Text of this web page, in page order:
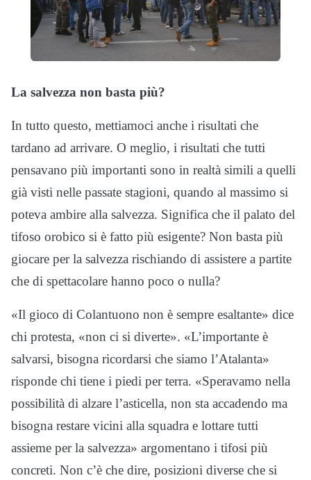
La salvezza non basta più?
In tutto questo, mettiamoci anche i risultati che
tardano ad arrivare. O meglio, i risultati che tutti
pensavano più importanti sono in realtà simili a quelli
già visti nelle passate stagioni, quando al massimo si
poteva ambire alla salvezza. Significa che il palato del
tifoso orobico si è fatto più esigente? Non basta più
giocare per la salvezza rischiando di assistere a partite
che di spettacolare hanno poco o nulla?
«Il gioco di Colantuono non è sempre esaltante» dice
chi protesta, «non ci si diverte». «L’importante è
salvarsi, bisogna ricordarsi che siamo l’Atalanta»
risponde chi tiene i piedi per terra. «Speravamo nella
possibilità di alzare l’asticella, non sta accadendo ma
bisogna restare vicini alla squadra e lottare tutti
assieme per la salvezza» argomentano i tifosi più
concreti. Non c’è che dire, posizioni diverse che si